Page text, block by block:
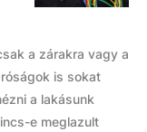
a zárakra vagy a
is sokat
a lakásunk
e meglazult